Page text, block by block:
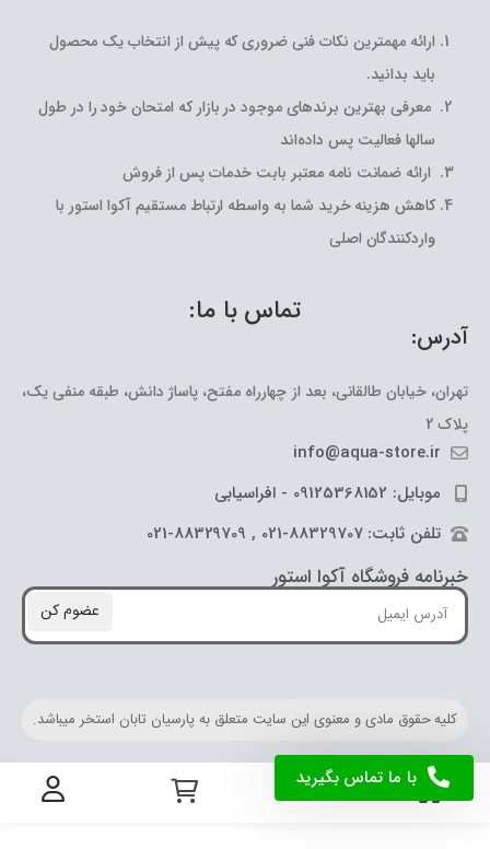
ارائه مهمترین نکات فنی ضروری که پیش از انتخاب یک محصول
باید بدانید.
معرفی بهترین برندهای موجود در بازار که امتحان خود را در طول
سالها فعالیت پس داده‌اند
ارائه ضمانت نامه معتبر بابت خدمات پس از فروش
کاهش هزینه خرید شما به واسطه ارتباط مستقیم آکوا استور با
واردکنندگان اصلی
تماس با ما:
آدرس:
تهران، خیابان طالقانی، بعد از چهارراه مفتح، پاساژ دانش، طبقه منفی یک،
پلاک 2
info@aqua-store.ir
موبایل: 09125368152 - افراسیابی
تلفن ثابت: 88329707-021 , 88329709-021
خبرنامه فروشگاه آکوا استور
عضوم کن
کلیه حقوق مادی و معنوی این سایت متعلق به پارسیان تابان استخر میباشد.
با ما تماس بگیرید